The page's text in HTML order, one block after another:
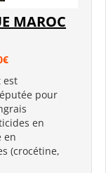
MAROC
est
pour
en
en
(crocétine,